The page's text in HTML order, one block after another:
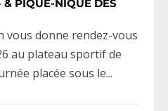
PIQUE-NIQUE DES
vous donne rendez-vous
au plateau sportif de
placée sous le...